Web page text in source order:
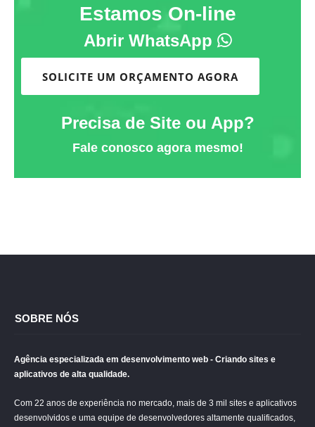
Estamos On-line
Abrir WhatsApp
SOLICITE UM ORÇAMENTO AGORA
Precisa de Site ou App?
Fale conosco agora mesmo!
SOBRE NÓS
Agência especializada em desenvolvimento web - Criando sites e
aplicativos de alta qualidade.
Com 22 anos de experiência no mercado, mais de 3 mil sites e aplicativos
desenvolvidos e uma equipe de desenvolvedores altamente qualificados,